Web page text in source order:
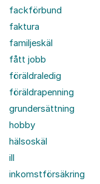
fackförbund
faktura
familjeskäl
fått jobb
föräldraledig
föräldrapenning
grundersättning
hobby
hälsoskäl
ill
inkomstförsäkring